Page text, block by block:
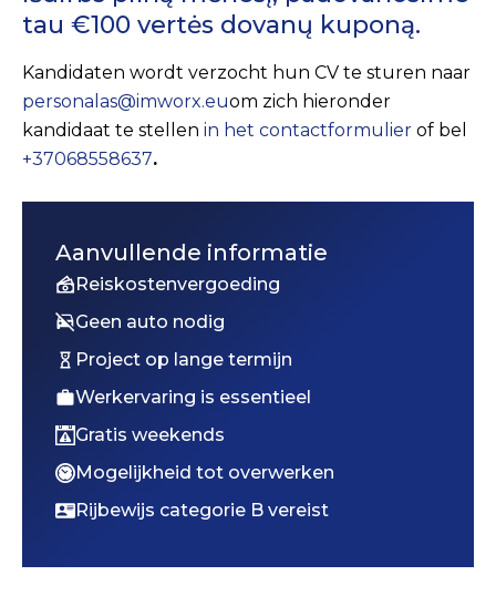
tau €100 vertės dovanų kuponą.
Kandidaten wordt verzocht hun CV te sturen naar
personalas@imworx.euom zich hieronder
kandidaat te stellen in het contactformulier of bel
+37068558637.
Aanvullende informatie
Reiskostenvergoeding
Geen auto nodig
Project op lange termijn
Werkervaring is essentieel
Gratis weekends
Mogelijkheid tot overwerken
Rijbewijs categorie B vereist